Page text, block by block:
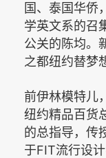
国、泰国华侨
学英文系的召
公关的陈均。
之都纽约替梦
前伊林模特儿
纽约精品百货
的总指导，传
于FIT流行设